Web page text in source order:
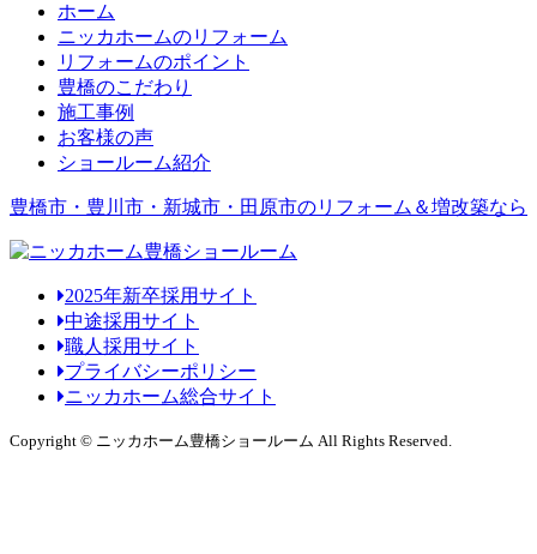
ホーム
ニッカホームのリフォーム
リフォームのポイント
豊橋のこだわり
施工事例
お客様の声
ショールーム紹介
豊橋市・豊川市・新城市・田原市のリフォーム＆増改築なら
2025年新卒採用サイト
中途採用サイト
職人採用サイト
プライバシーポリシー
ニッカホーム総合サイト
Copyright © ニッカホーム豊橋ショールーム All Rights Reserved.